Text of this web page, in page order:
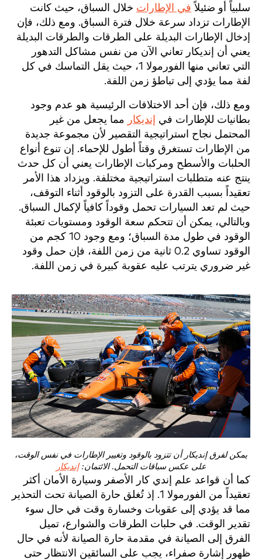
سلبياً أو ضئيلاً في الإطارات خلال السباق، حيث كانت
الإطارات تزداد سرعة خلال فترة السباق. ومع ذلك، فإن
إدخال الإطارات البديلة على الطرقات والطرقات البديلة
يعني أن إنديكار تعاني الآن من نفس مشاكل التدهور
التي تعاني منها الفورمولا 1، حيث يقل التماسك في كل
لفة مما يؤدي إلى تباطؤ زمن اللفة.
ومع ذلك، فإن أحد الاختلافات الرئيسية هو عدم وجود
بطانيات للإطارات في
إنديكار مما يجعل من غير
المحتمل نجاح استراتيجية التقصير لأن مجموعة جديدة
من الإطارات تستغرق وقتاً أطول للإحماء. إن تنوع أنواع
الحلبات والأسطح ومركبات الإطارات يعني أن كل حدث
ينتج عنه متطلبات استراتيجية مختلفة. ويزداد هذا الأمر
تعقيداً بسبب القدرة على التزود بالوقود أثناء التوقف،
حيث لم تعد السيارات تحمل وقوداً كافياً لإكمال السباق.
وبالتالي، يمكن أن تتحكم سعة الوقود ومستويات تعبئة
الوقود في طول مدة السباق؛ ومع وجود 10 كجم من
الوقود تساوي 0.2 ثانية من زمن اللفة، فإن حمل وقود
غير ضروري يترتب عليه عقوبة كبيرة في زمن اللفة.
يمكن لفرق إنديكار أن تتزود بالوقود وتغيير الإطارات في نفس الوقت،
على عكس سباقات التحمل. الائتمان:إنديكار
كما أن قواعد علم إندي كار الأصفر وسيارة الأمان أكثر
تعقيداً من الفورمولا 1. إذ تُغلق حارة الصيانة تحت التحذير
مما قد يؤدي إلى عقوبات وخسارة وقت في حال سوء
تقدير الوقت. في حلبات الطرقات والشوارع، تميل
الفرق إلى الصيانة في مقدمة حارة الصيانة لأنه في حال
ظهور إشارة صفراء، يجب على السائقين الانتظار حتى